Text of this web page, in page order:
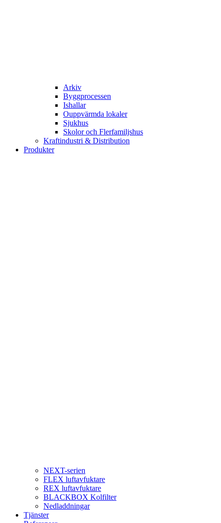
Arkiv
Byggprocessen
Ishallar
Ouppvärmda lokaler
Sjukhus
Skolor och Flerfamiljshus
Kraftindustri & Distribution
Produkter
NEXT-serien
FLEX luftavfuktare
REX luftavfuktare
BLACKBOX Kolfilter
Nedladdningar
Tjänster